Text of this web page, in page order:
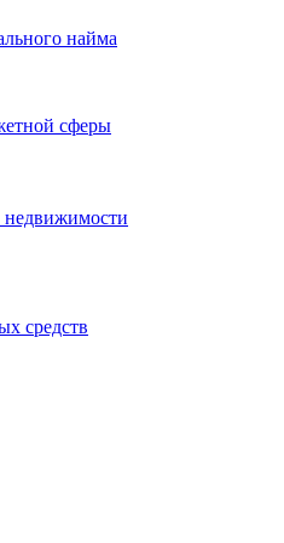
найма
сферы
недвижимости
средств